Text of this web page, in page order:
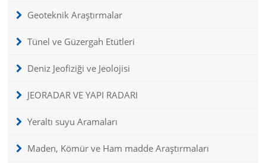
Geoteknik Araştırmalar
Tünel ve Güzergah Etütleri
Deniz Jeofiziği ve Jeolojisi
JEORADAR VE YAPI RADARI
Yeraltı suyu Aramaları
Maden, Kömür ve Ham madde Araştırmaları